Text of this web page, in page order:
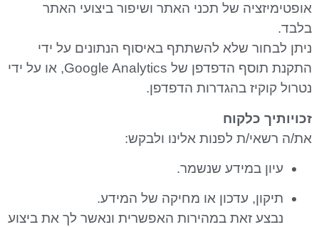
אופטימיזציה של תכני האתר ושיפור ביצועי האתר
בלבד.
ניתן לבחור שלא להשתתף באיסוף הנתונים על ידי
התקנת תוסף הדפדפן של Google Analytics, או על ידי
נטרול קוקיז בהגדרות הדפדפן.
זכויותיך כלקוח
את/ה רשאי/ת לפנות אלינו ולבקש:
עיון במידע שנשמר.
תיקון, עדכון או מחיקה של המידע.
נבצע זאת במהירות האפשרית ונאשר לך את ביצוע